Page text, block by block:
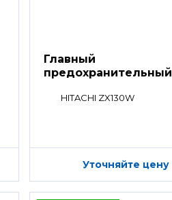
Главный
предохранительный
HITACHI ZX130W
Уточняйте цену